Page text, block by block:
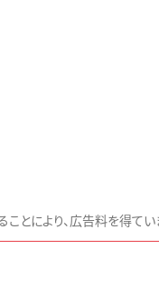
とにより、広告料を得てい